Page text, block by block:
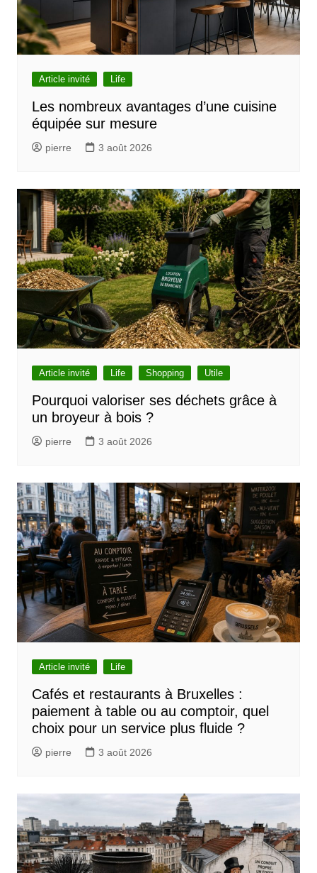
Article invité Life
Les nombreux avantages d’une cuisine
équipée sur mesure
pierre 3 août 2026
Article invité Life Shopping Utile
Pourquoi valoriser ses déchets grâce à
un broyeur à bois ?
pierre 3 août 2026
Article invité Life
Cafés et restaurants à Bruxelles :
paiement à table ou au comptoir, quel
choix pour un service plus fluide ?
pierre 3 août 2026